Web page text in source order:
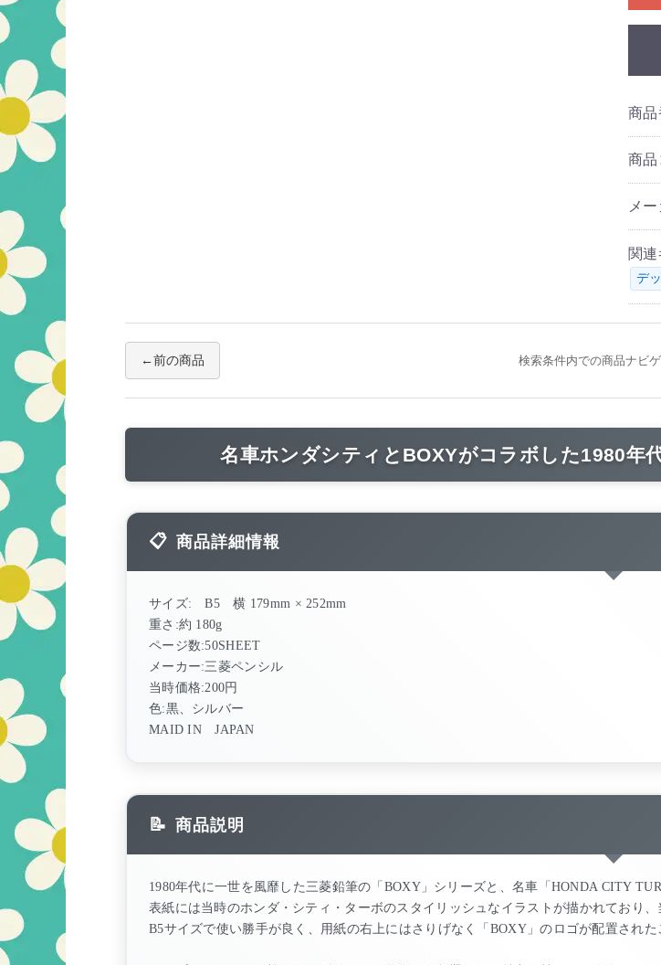
商品
商
メ
関連
デ
前の商品 検索条件内での商品ナビ
名車ホンダシティとBOXYがコラボした1980年
商品詳細情報
サイズ: B5 横 179mm × 252mm
重さ:約 180g
ページ数:50SHEET
メーカー:三菱ペンシル
当時価格:200円
色:黒、シルバー
MAID IN JAPAN
商品説明
1980年代に一世を風靡した三菱鉛筆の「BOXY」シリーズと、名車「HONDA CITY
表紙には当時のホンダ・シティ・ターボのスタイリッシュなイラストが描かれており、
B5サイズで使い勝手が良く、用紙の右上にはさりげなく「BOXY」のロゴが配置された